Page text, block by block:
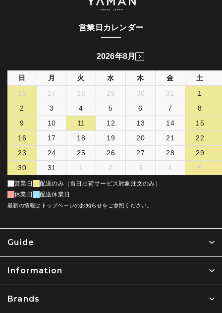
Guide
Information
Brands
営業日カレンダー
2026年8月
日 月 火 水 木 金
土
26
27 28 29 30 31
1
2
3 4 5 6 7
8
9
10 11 12 13 14
15
16
17 18 19 20 21
22
23
24 25 26 27 28
29
30
31 1 2 3 4 5
営業日
配送のみ（当日出荷サービス対象注文のみ）
休業日
配送休業日
最新の情報はトップページのお知らせをご参照ください。